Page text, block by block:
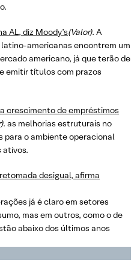
AL, diz Moody’s(Valor). A
americanas encontrem um
americano, já que terão de
emitir títulos com prazos
crescimento de empréstimos
. as melhorias estruturais no
para o ambiente operacional
ativos.
desigual, afirma
já é claro em setores
mas em outros, como o de
abaixo dos últimos anos